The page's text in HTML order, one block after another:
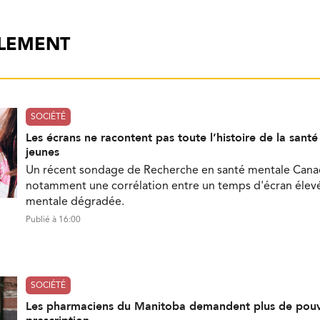
SOCIÉTÉ
Les écrans ne racontent pas toute l’histoire de la
jeunes
Un récent sondage de Recherche en santé mentale
notamment une corrélation entre un temps d'écran
mentale dégradée.
Publié à 16:00
SOCIÉTÉ
Les pharmaciens du Manitoba demandent plus de